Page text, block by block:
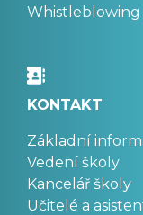
Whistleblowing
KONTAKT
Základní
Vedení školy
Kancelář školy
Učitelé a